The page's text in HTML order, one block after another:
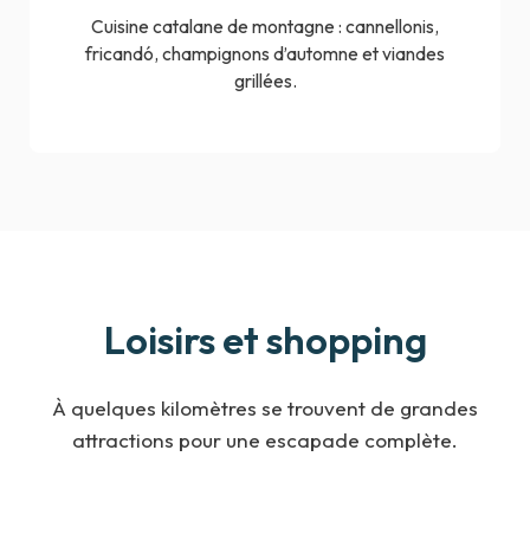
Cuisine catalane de montagne : cannellonis,
fricandó, champignons d’automne et viandes
grillées.
Loisirs et shopping
À quelques kilomètres se trouvent de grandes
attractions pour une escapade complète.